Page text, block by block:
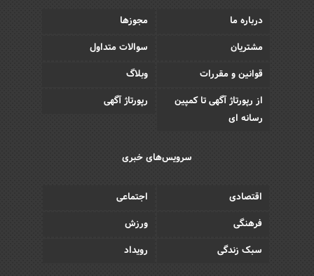
درباره ما
مجوزها
مشتریان
سوالات متداول
قوانین و مقررات
وبلاگ
از رپورتاژ آگهی تا کمپین
رسانه ای
رپورتاژ آگهی
سرویس‌های خبری
اقتصادی
اجتماعی
فرهنگی
ورزش
سبک زندگی
رویداد